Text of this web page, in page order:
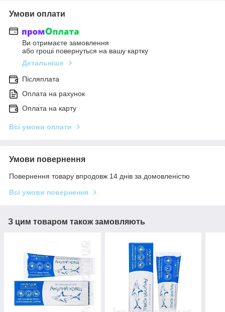
Умови оплати
Ви отримаєте замовлення
або гроші повернуться на вашу картку
Детальніше
Післяплата
Оплата на рахунок
Оплата на карту
Всі умови оплати
Умови повернення
Повернення товару впродовж 14 днів за домовленістю
Всі умови повернення
З цим товаром також замовляють